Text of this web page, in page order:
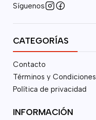
Síguenos
CATEGORÍAS
Contacto
Términos y Condiciones
Política de privacidad
INFORMACIÓN